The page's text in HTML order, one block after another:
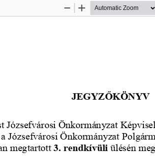
Zoom
Zoom
JEGYZŐKÖNYV
Józsefvárosi Önkormányzat
Józsefvárosi Önkormányzat
megtartott 3. rendkívüli ülésén